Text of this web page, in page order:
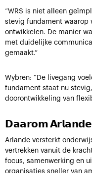
“WRS is niet alleen
stevig fundament waarop
ontwikkelen. De manier
met duidelijke
gemaakt.”
Wybren: “De livegang
fundament staat nu
doorontwikkeling van
𝗗𝗮𝗮𝗿𝗼𝗺 𝗔𝗿𝗹𝗮𝗻𝗱𝗲
Arlande versterkt
vertrekken vanuit de
focus, samenwerking en
organisaties sneller van